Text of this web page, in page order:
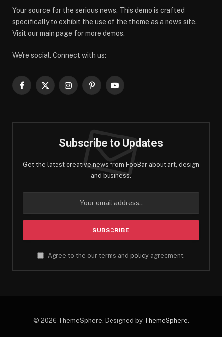
Your source for the serious news. This demo is crafted
specifically to exhibit the use of the theme as a news site.
Visit our main page for more demos.
We're social. Connect with us:
Facebook
X
InstagramPinterestYouTube
Subscribe to Updates
Get the latest creative news from FooBar about art, design
and business.
Agree to the our terms and policy agreement.
© 2026 ThemeSphere. Designed by ThemeSphere